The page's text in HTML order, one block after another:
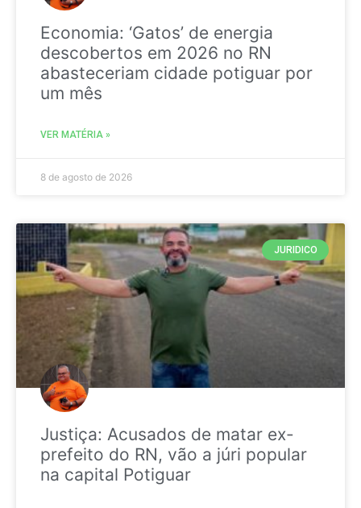
Economia: ‘Gatos’ de energia
descobertos em 2026 no RN
abasteceriam cidade potiguar por
um mês
VER MATÉRIA »
8 de agosto de 2026
JURIDICO
Justiça: Acusados de matar ex-
prefeito do RN, vão a júri popular
na capital Potiguar